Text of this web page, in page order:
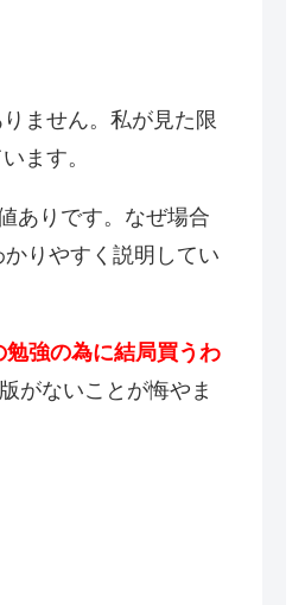
ません。私が見た限
ます。
ありです。なぜ場合
りやすく説明してい
強の為に結局買うわ
がないことが悔やま